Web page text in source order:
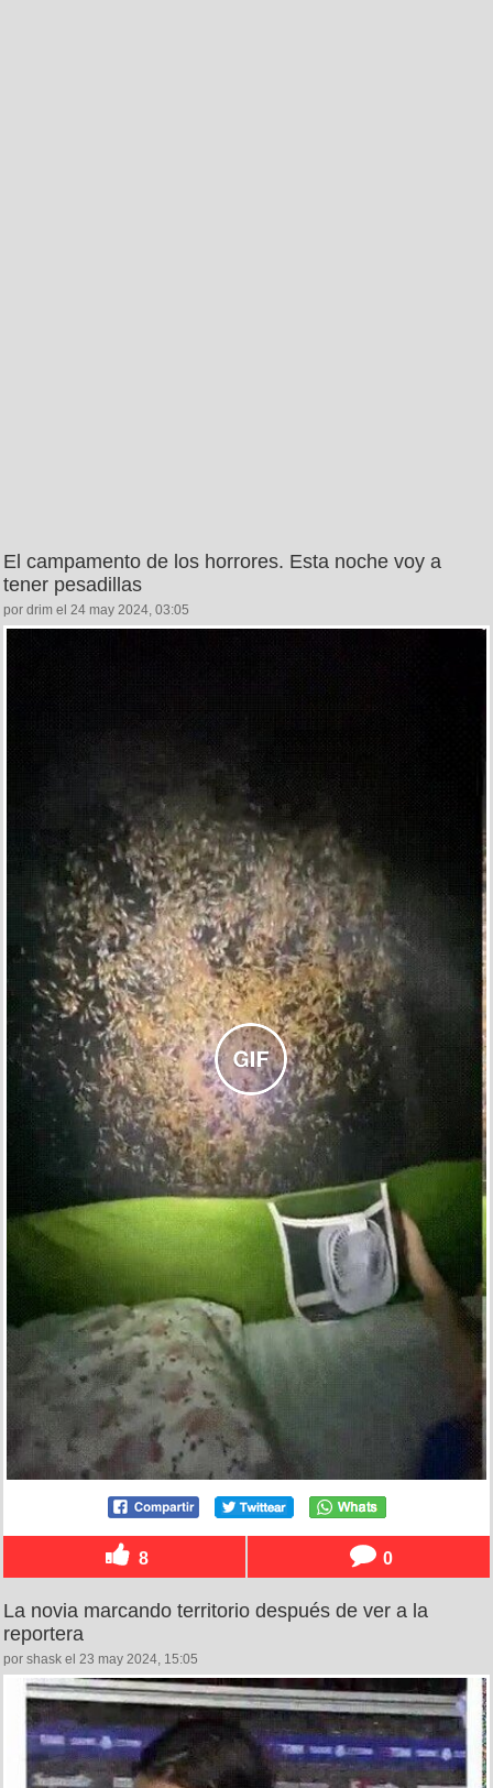
El campamento de los horrores. Esta noche voy a
tener pesadillas
por drim el 24 may 2024, 03:05
8 0
La novia marcando territorio después de ver a la
reportera
por shask el 23 may 2024, 15:05